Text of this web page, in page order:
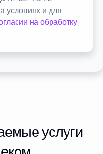
условиях и для
на обработку
услуги